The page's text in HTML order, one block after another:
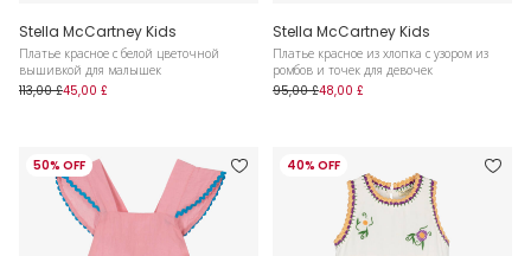
Stella McCartney Kids
Платье красное с белой цветочной
вышивкой для малышек
113,00 £45,00 £
Stella McCartney Kids
Платье красное из хлопка с узором из
ромбов и точек для девочек
95,00 £48,00 £
50% OFF 40% OFF